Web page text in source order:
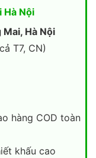
Hà Nội
Mai, Hà Nội
T7, CN)
hàng COD toàn
khấu cao